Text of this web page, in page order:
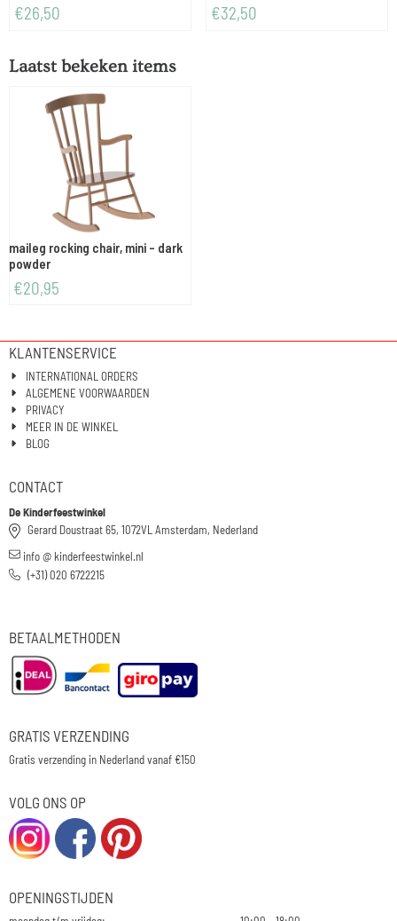
Prijs: 26,50
€26,50 Prijs: 32,50
€32,50
Laatst bekeken items
maileg rocking chair, mini - dark
powder
€20,95
KLANTENSERVICE
INTERNATIONAL ORDERS
ALGEMENE VOORWAARDEN
PRIVACY
MEER IN DE WINKEL
BLOG
CONTACT
De Kinderfeestwinkel
Gerard Doustraat 65, 1072VL Amsterdam, Nederland
info @ kinderfeestwinkel.nl
(+31) 020 6722215
BETAALMETHODEN
GRATIS VERZENDING
Gratis verzending in Nederland vanaf €150
VOLG ONS OP
OPENINGSTIJDEN